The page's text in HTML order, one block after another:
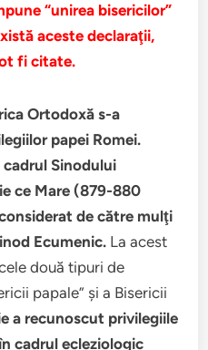
“unirea bisericilor”
aceste declaraţii,
fi citate.
Ortodoxă s-a
papei Romei.
Sinodului
ce Mare (879-880
de către mulţi
Ecumenic. La acest
două tipuri de
papale” şi a Bisericii
a recunoscut privilegiile
cadrul ecleziologic